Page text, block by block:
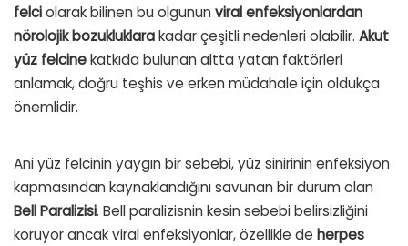
felciolarak bilinen bu olgunun viral enfeksiyonlardan
nörolojik bozukluklarakadar çeşitli nedenleri olabilir. Akut
yüz felcinekatkıda bulunan altta yatan faktörleri
anlamak, doğru teşhis ve erken müdahale için oldukça
önemlidir.
Ani yüz felcinin yaygın bir sebebi, yüz sinirinin enfeksiyon
kapmasından kaynaklandığını savunan bir durum olan
Bell Paralizisi. Bell paralizisnin kesin sebebi belirsizliğini
koruyor ancak viral enfeksiyonlar, özellikle de herpes